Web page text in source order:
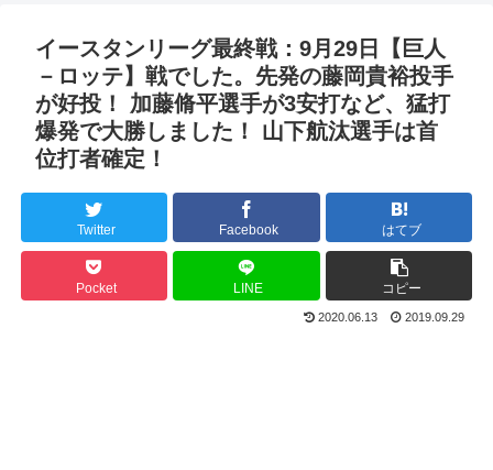
イースタンリーグ最終戦：9月29日【巨人
－ロッテ】戦でした。先発の藤岡貴裕投手
が好投！ 加藤脩平選手が3安打など、猛打
爆発で大勝しました！ 山下航汰選手は首
位打者確定！
Twitter Facebook はてブ
Pocket LINE コピー
2020.06.13 2019.09.29